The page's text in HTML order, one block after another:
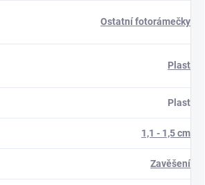
Ostatní fotorámečky
Plast
Plast
1,1 - 1,5 cm
Zavěšení